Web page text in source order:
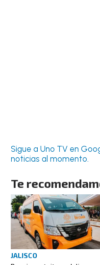
Sigue a Uno TV en
noticias al momento.
Te
JALISCO